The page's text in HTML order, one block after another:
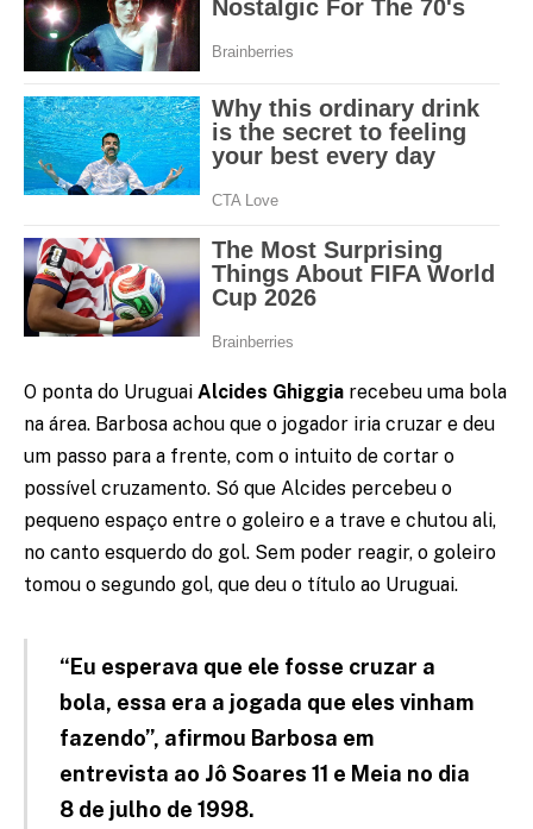
O ponta do Uruguai Alcides Ghiggia recebeu uma bola
na área. Barbosa achou que o jogador iria cruzar e deu
um passo para a frente, com o intuito de cortar o
possível cruzamento. Só que Alcides percebeu o
pequeno espaço entre o goleiro e a trave e chutou ali,
no canto esquerdo do gol. Sem poder reagir, o goleiro
tomou o segundo gol, que deu o título ao Uruguai.
“Eu esperava que ele fosse cruzar a
bola, essa era a jogada que eles vinham
fazendo”, afirmou Barbosa em
entrevista ao Jô Soares 11 e Meia no dia
8 de julho de 1998.